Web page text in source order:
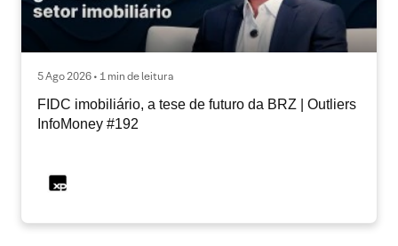
5 Ago 2026 • 1 min de leitura
FIDC imobiliário, a tese de futuro da BRZ | Outliers
InfoMoney #192